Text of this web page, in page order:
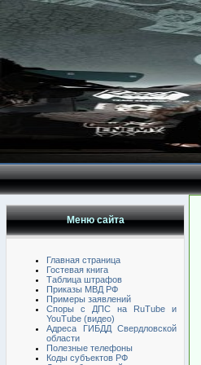
Меню сайта
Главная страница
Гостевая книга
Таблица штрафов
Приказы МВД РФ
Примеры заявлений
Споры с ДПС на RuTube и
YouTube (видео)
Адреса ГИБДД Свердловской
области
Полезные телефоны
Коды субъектов РФ